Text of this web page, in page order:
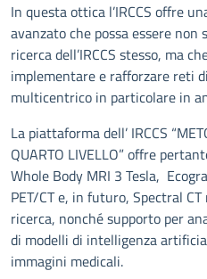
In questa ottica l’IRCCS offre
avanzato che possa essere
ricerca dell’IRCCS stesso, ma
implementare e rafforzare reti
multicentrico in particolare in
La piattaforma dell’ IRCCS
QUARTO LIVELLO” offre
Whole Body MRI 3 Tesla,
PET/CT e, in futuro, Spectral
ricerca, nonché supporto per
di modelli di intelligenza
immagini medicali.